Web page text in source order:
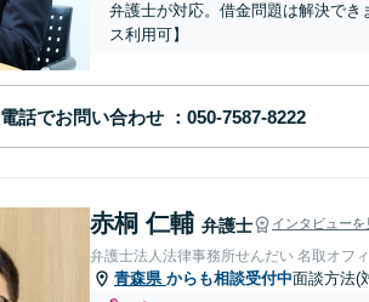
弁護士が対応。借金問題は解決で
ス利用可】
電話でお問い合わせ
赤桐 仁輔 弁護士 インタビューを
弁護士法人法律事務所せんだい 名取オフ
青森県 からも相談受付中面談方法(